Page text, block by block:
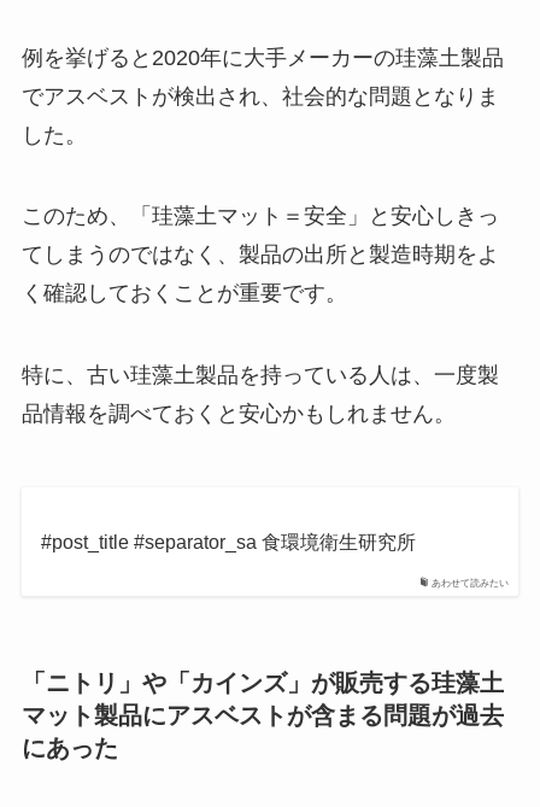
例を挙げると2020年に大手メーカーの珪藻土製品
でアスベストが検出され、社会的な問題となりま
した。
このため、「珪藻土マット＝安全」と安心しきっ
てしまうのではなく、製品の出所と製造時期をよ
く確認しておくことが重要です。
特に、古い珪藻土製品を持っている人は、一度製
品情報を調べておくと安心かもしれません。
あわせて読みたい
#post_title #separator_sa 食環境衛生研究所
「ニトリ」や「カインズ」が販売する珪藻土
マット製品にアスベストが含まる問題が過去
にあった